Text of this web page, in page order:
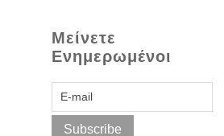
Μείνετε
Ενημερωμένοι
Subscribe